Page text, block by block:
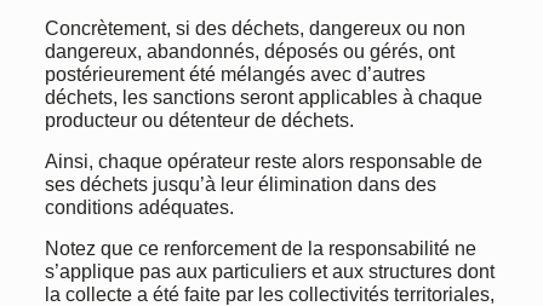
Concrètement, si des déchets, dangereux ou non
dangereux, abandonnés, déposés ou gérés, ont
postérieurement été mélangés avec d’autres
déchets, les sanctions seront applicables à chaque
producteur ou détenteur de déchets.
Ainsi, chaque opérateur reste alors responsable de
ses déchets jusqu’à leur élimination dans des
conditions adéquates.
Notez que ce renforcement de la responsabilité ne
s’applique pas aux particuliers et aux structures dont
la collecte a été faite par les collectivités territoriales,